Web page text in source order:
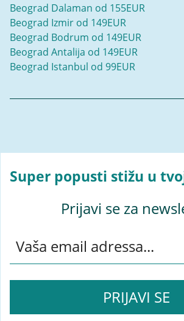
Beograd Dalaman od 155EUR
Beograd Izmir od 149EUR
Beograd Bodrum od 149EUR
Beograd Antalija od 149EUR
Beograd Istanbul od 99EUR
Super popusti stižu u
Prijavi se za